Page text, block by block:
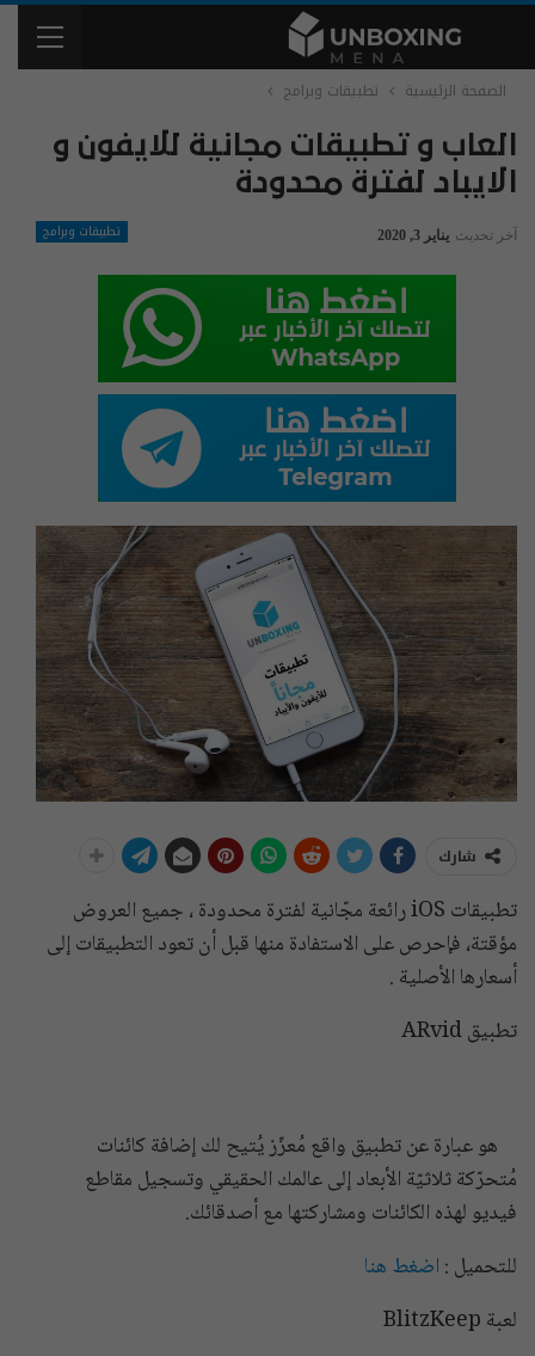
الصفحة الرئيسية تطبيقات وبرامج
العاب و تطبيقات مجانية للايفون و
الايباد لفترة محدودة
تطبيقات وبرامج آخر تحديث يناير 3, 2020
شارك
تطبيقات iOS رائعة مجّانية لفترة محدودة ، جميع العروض
مؤقتة، فإحرص على الاستفادة منها قبل أن تعود التطبيقات إلى
أسعارها الأصلية .
تطبيق ARvid
هو عبارة عن تطبيق واقع مُعزّز يُتيح لك إضافة كائنات
مُتحرّكة ثلاثيّة الأبعاد إلى عالمك الحقيقي وتسجيل مقاطع
فيديو لهذه الكائنات ومشاركتها مع أصدقائك.
للتحميل : اضغط هنا
لعبة BlitzKeep